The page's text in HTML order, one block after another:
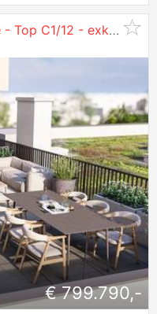
Dachterrassenwohnung
€ 799.790,-